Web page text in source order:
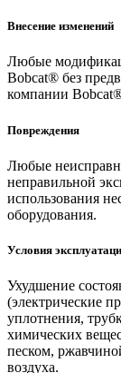
Внесение изменений
Любые
Bobcat® без
компании
Повреждения
Любые
неправильной
использования
оборудования.
Условия
Ухудшение
(электрические
уплотнения,
химических
песком,
воздуха.